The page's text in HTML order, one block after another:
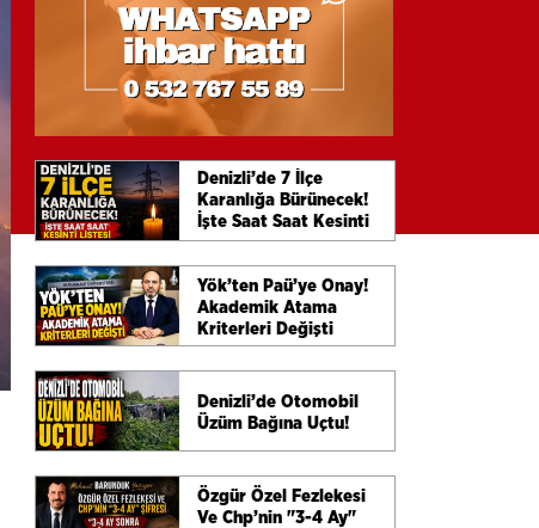
Denizli’de 7 İlçe
Karanlığa Bürünecek!
İşte Saat Saat Kesinti
Listesi
Yök’ten Paü’ye Onay!
Akademik Atama
Kriterleri Değişti
Denizli’de Otomobil
Üzüm Bağına Uçtu!
Özgür Özel Fezlekesi
Ve Chp’nin "3-4 Ay"